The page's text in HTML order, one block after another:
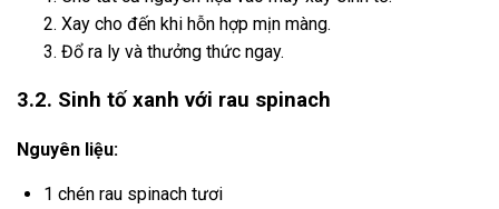
Xay cho đến khi hỗn hợp mịn màng.
Đổ ra ly và thưởng thức ngay.
3.2. Sinh tố xanh với rau spinach
Nguyên liệu:
1 chén rau spinach tươi